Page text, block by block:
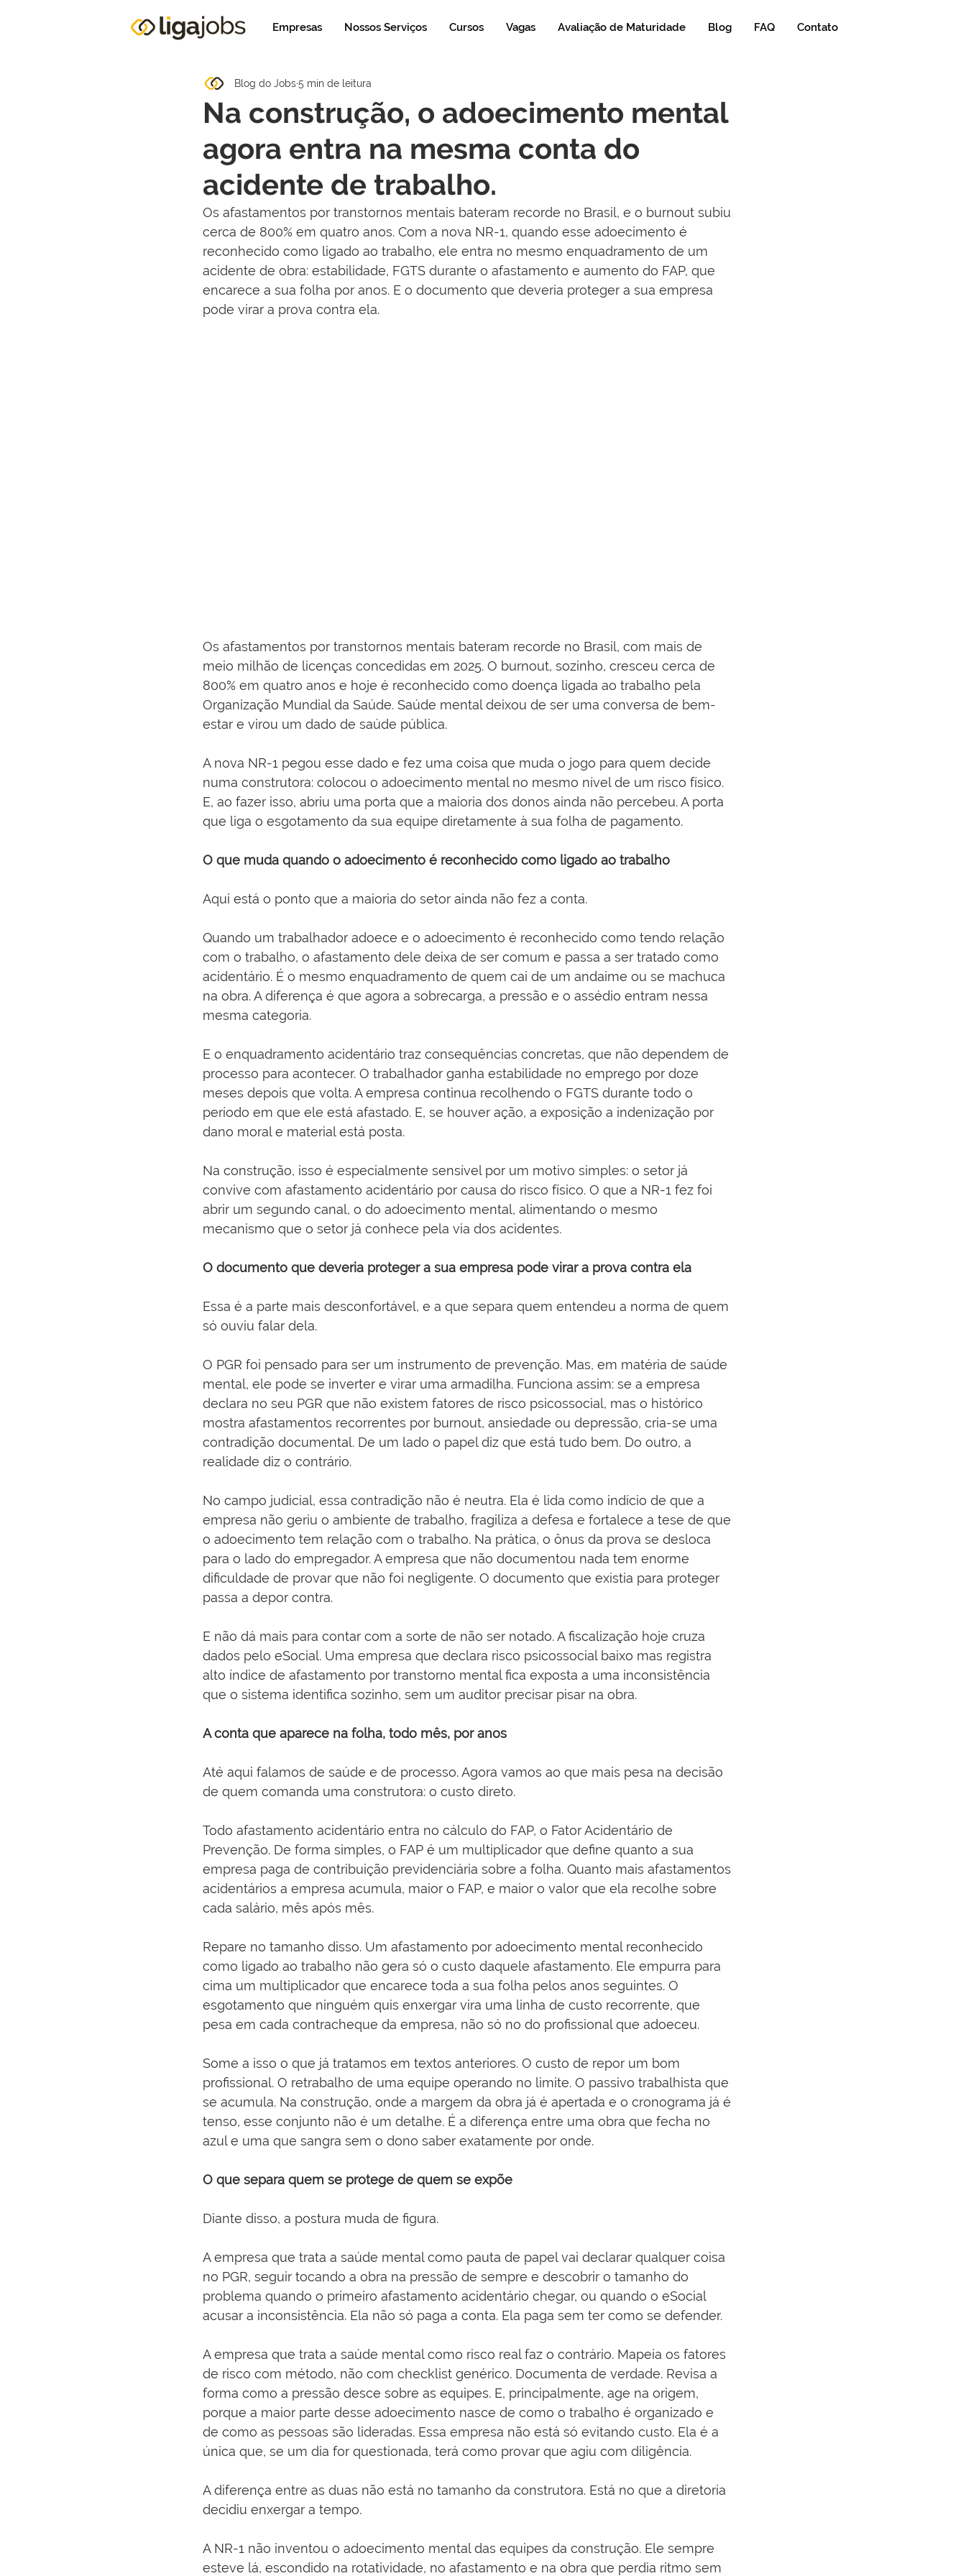
Empresas Nossos Serviços Cursos Vagas Avaliação de Maturidade Blog FAQ Contato
Na construção, o adoecimento mental
agora entra na mesma conta do
acidente de trabalho.
Blog do Jobs5 min de leitura
Os afastamentos por transtornos mentais bateram recorde no Brasil, e o burnout subiu
cerca de 800% em quatro anos. Com a nova NR-1, quando esse adoecimento é
reconhecido como ligado ao trabalho, ele entra no mesmo enquadramento de um
acidente de obra: estabilidade, FGTS durante o afastamento e aumento do FAP, que
encarece a sua folha por anos. E o documento que deveria proteger a sua empresa
pode virar a prova contra ela.
Os afastamentos por transtornos mentais bateram recorde no Brasil, com mais de
meio milhão de licenças concedidas em 2025. O burnout, sozinho, cresceu cerca de
800% em quatro anos e hoje é reconhecido como doença ligada ao trabalho pela
Organização Mundial da Saúde. Saúde mental deixou de ser uma conversa de bem-
estar e virou um dado de saúde pública.
A nova NR-1 pegou esse dado e fez uma coisa que muda o jogo para quem decide
numa construtora: colocou o adoecimento mental no mesmo nível de um risco físico.
E, ao fazer isso, abriu uma porta que a maioria dos donos ainda não percebeu. A porta
que liga o esgotamento da sua equipe diretamente à sua folha de pagamento.
O que muda quando o adoecimento é reconhecido como ligado ao trabalho
Aqui está o ponto que a maioria do setor ainda não fez a conta.
Quando um trabalhador adoece e o adoecimento é reconhecido como tendo relação
com o trabalho, o afastamento dele deixa de ser comum e passa a ser tratado como
acidentário. É o mesmo enquadramento de quem cai de um andaime ou se machuca
na obra. A diferença é que agora a sobrecarga, a pressão e o assédio entram nessa
mesma categoria.
E o enquadramento acidentário traz consequências concretas, que não dependem de
processo para acontecer. O trabalhador ganha estabilidade no emprego por doze
meses depois que volta. A empresa continua recolhendo o FGTS durante todo o
período em que ele está afastado. E, se houver ação, a exposição a indenização por
dano moral e material está posta.
Na construção, isso é especialmente sensível por um motivo simples: o setor já
convive com afastamento acidentário por causa do risco físico. O que a NR-1 fez foi
abrir um segundo canal, o do adoecimento mental, alimentando o mesmo
mecanismo que o setor já conhece pela via dos acidentes.
O documento que deveria proteger a sua empresa pode virar a prova contra ela
Essa é a parte mais desconfortável, e a que separa quem entendeu a norma de quem
só ouviu falar dela.
O PGR foi pensado para ser um instrumento de prevenção. Mas, em matéria de saúde
mental, ele pode se inverter e virar uma armadilha. Funciona assim: se a empresa
declara no seu PGR que não existem fatores de risco psicossocial, mas o histórico
mostra afastamentos recorrentes por burnout, ansiedade ou depressão, cria-se uma
contradição documental. De um lado o papel diz que está tudo bem. Do outro, a
realidade diz o contrário.
No campo judicial, essa contradição não é neutra. Ela é lida como indício de que a
empresa não geriu o ambiente de trabalho, fragiliza a defesa e fortalece a tese de que
o adoecimento tem relação com o trabalho. Na prática, o ônus da prova se desloca
para o lado do empregador. A empresa que não documentou nada tem enorme
dificuldade de provar que não foi negligente. O documento que existia para proteger
passa a depor contra.
E não dá mais para contar com a sorte de não ser notado. A fiscalização hoje cruza
dados pelo eSocial. Uma empresa que declara risco psicossocial baixo mas registra
alto índice de afastamento por transtorno mental fica exposta a uma inconsistência
que o sistema identifica sozinho, sem um auditor precisar pisar na obra.
A conta que aparece na folha, todo mês, por anos
Até aqui falamos de saúde e de processo. Agora vamos ao que mais pesa na decisão
de quem comanda uma construtora: o custo direto.
Todo afastamento acidentário entra no cálculo do FAP, o Fator Acidentário de
Prevenção. De forma simples, o FAP é um multiplicador que define quanto a sua
empresa paga de contribuição previdenciária sobre a folha. Quanto mais afastamentos
acidentários a empresa acumula, maior o FAP, e maior o valor que ela recolhe sobre
cada salário, mês após mês.
Repare no tamanho disso. Um afastamento por adoecimento mental reconhecido
como ligado ao trabalho não gera só o custo daquele afastamento. Ele empurra para
cima um multiplicador que encarece toda a sua folha pelos anos seguintes. O
esgotamento que ninguém quis enxergar vira uma linha de custo recorrente, que
pesa em cada contracheque da empresa, não só no do profissional que adoeceu.
Some a isso o que já tratamos em textos anteriores. O custo de repor um bom
profissional. O retrabalho de uma equipe operando no limite. O passivo trabalhista que
se acumula. Na construção, onde a margem da obra já é apertada e o cronograma já é
tenso, esse conjunto não é um detalhe. É a diferença entre uma obra que fecha no
azul e uma que sangra sem o dono saber exatamente por onde.
O que separa quem se protege de quem se expõe
Diante disso, a postura muda de figura.
A empresa que trata a saúde mental como pauta de papel vai declarar qualquer coisa
no PGR, seguir tocando a obra na pressão de sempre e descobrir o tamanho do
problema quando o primeiro afastamento acidentário chegar, ou quando o eSocial
acusar a inconsistência. Ela não só paga a conta. Ela paga sem ter como se defender.
A empresa que trata a saúde mental como risco real faz o contrário. Mapeia os fatores
de risco com método, não com checklist genérico. Documenta de verdade. Revisa a
forma como a pressão desce sobre as equipes. E, principalmente, age na origem,
porque a maior parte desse adoecimento nasce de como o trabalho é organizado e
de como as pessoas são lideradas. Essa empresa não está só evitando custo. Ela é a
única que, se um dia for questionada, terá como provar que agiu com diligência.
A diferença entre as duas não está no tamanho da construtora. Está no que a diretoria
decidiu enxergar a tempo.
A NR-1 não inventou o adoecimento mental das equipes da construção. Ele sempre
esteve lá, escondido na rotatividade, no afastamento e na obra que perdia ritmo sem